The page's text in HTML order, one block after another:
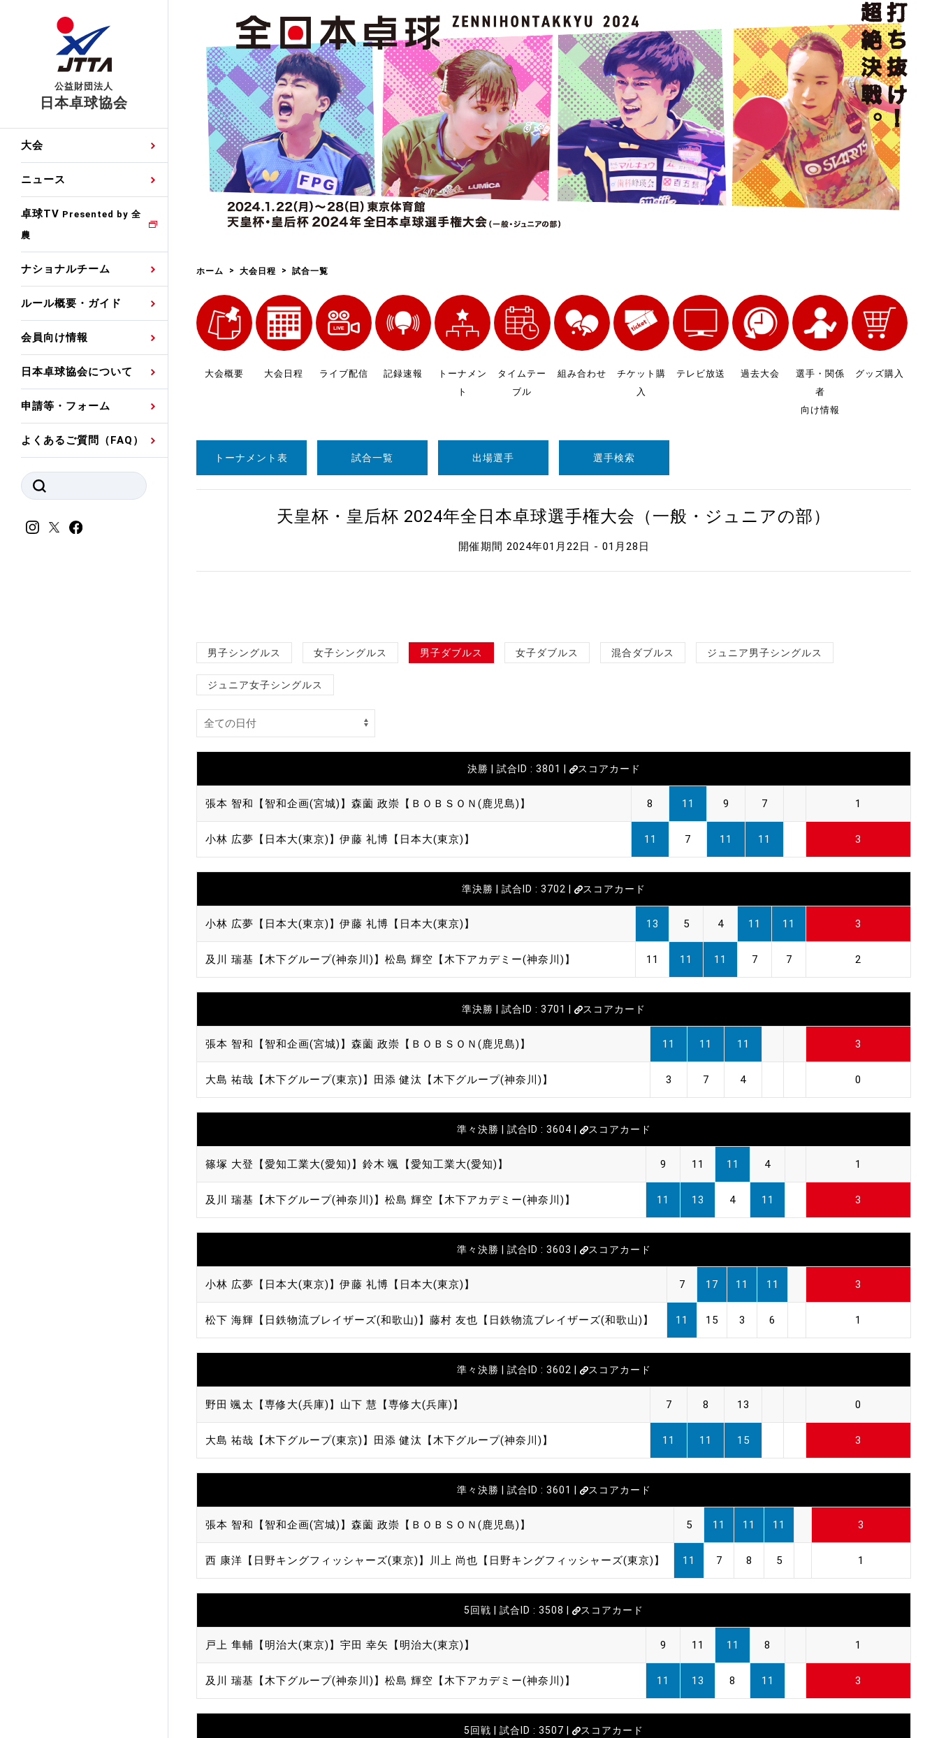
公益財団法人
日本卓球協会
大会 日程
公式記録
国内ランキング
ニュース
大会・試合
日本代表
プレスリリース
競技者(パスウェイ)・審判
卓球TV Presented by 全
農
ナショナルチーム
男子ナショナルチーム選
手・候補
女子ナショナルチーム選
手・候補
女子世界ランキング
各種選考基準
強化スタッフ
ルール概要・ガイド
卓球の基本的なルール
競技規則
観戦ガイド
会員向け情報
協会会員登録
ゼッケンについて
競技者育成事業
公認資格者名簿
公認品一覧
指導者養成委員会
競技者育成委員会
スポーツ医・科学委員会
日本卓球協会について
卓球協会のミッション
会長あいさつ
役員委員
関連団体代表委員など
規程・お見舞い制度
財務諸表等
JTTAスポーツ団体ガバナ
スポーツ振興くじ助成事業
加盟団体登録人数
関連組織一覧
販売品一覧
申請等・フォーム
国際交流届申込みフォーム
国際大会自主参加申請
競技ウエア広告申請
わせ
審判員ネームプレート制作
申込
よくあるご質問（FAQ）
ホーム 大会日程 試合一覧
大会概要 大会日程 ライブ配信 記録速報
トーナメン
ト
タイムテー
ブル
組み合わせ
チケット購
入
テレビ放送 過去大会
選手・関係
者
向け情報
グッズ購入
トーナメント表 試合一覧 出場選手 選手検索
天皇杯・皇后杯 2024年全日本卓球選手権大会（一般・ジュニアの部）
開催期間 2024年01月22日 - 01月28日
男子シングルス 女子シングルス 男子ダブルス 女子ダブルス 混合ダブルス ジュニア男子シングルス
ジュニア女子シングルス
決勝 | 試合ID : 3801 | スコアカード
張本 智和【智和企画(宮城)】 森薗 政崇【ＢＯＢＳＯＮ(鹿児島)】 8 11 9 7 1
小林 広夢【日本大(東京)】伊藤 礼博【日本大(東京)】 11 7 11 11 3
準決勝 | 試合ID : 3702 | スコアカード
小林 広夢【日本大(東京)】伊藤 礼博【日本大(東京)】 13 5 4 11 11 3
及川 瑞基【木下グループ(神奈川)】 松島 輝空【木下アカデミー(神奈川)】 11 11 11 7 7 2
準決勝 | 試合ID : 3701 | スコアカード
張本 智和【智和企画(宮城)】 森薗 政崇【ＢＯＢＳＯＮ(鹿児島)】 11 11 11 3
大島 祐哉【木下グループ(東京)】 田添 健汰【木下グループ(神奈川)】 3 7 4 0
準々決勝 | 試合ID : 3604 | スコアカード
篠塚 大登【愛知工業大(愛知)】 鈴木 颯【愛知工業大(愛知)】 9 11 11 4 1
及川 瑞基【木下グループ(神奈川)】 松島 輝空【木下アカデミー(神奈川)】 11 13 4 11 3
準々決勝 | 試合ID : 3603 | スコアカード
小林 広夢【日本大(東京)】伊藤 礼博【日本大(東京)】 7 17 11 11 3
松下 海輝【日鉄物流ブレイザーズ(和歌山)】 藤村 友也【日鉄物流ブレイザーズ(和歌山)】 11 15 3 6 1
準々決勝 | 試合ID : 3602 | スコアカード
野田 颯太【専修大(兵庫)】 山下 慧【専修大(兵庫)】 7 8 13 0
大島 祐哉【木下グループ(東京)】 田添 健汰【木下グループ(神奈川)】 11 11 15 3
準々決勝 | 試合ID : 3601 | スコアカード
張本 智和【智和企画(宮城)】 森薗 政崇【ＢＯＢＳＯＮ(鹿児島)】 5 11 11 11 3
西 康洋【日野キングフィッシャーズ(東京)】 川上 尚也【日野キングフィッシャーズ(東京)】 11 7 8 5 1
5回戦 | 試合ID : 3508 | スコアカード
戸上 隼輔【明治大(東京)】 宇田 幸矢【明治大(東京)】 9 11 11 8 1
及川 瑞基【木下グループ(神奈川)】 松島 輝空【木下アカデミー(神奈川)】 11 13 8 11 3
5回戦 | 試合ID : 3507 | スコアカード